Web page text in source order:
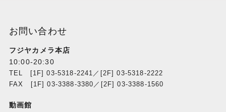
120°
ISO感度
お問い合わせ
フジヤカメラ本店
10:00-20:30
TEL [1F] 03-5318-2241／[2F] 03-5318-2222
FAX [1F] 03-3388-3380／[2F] 03-3388-1560
動画館